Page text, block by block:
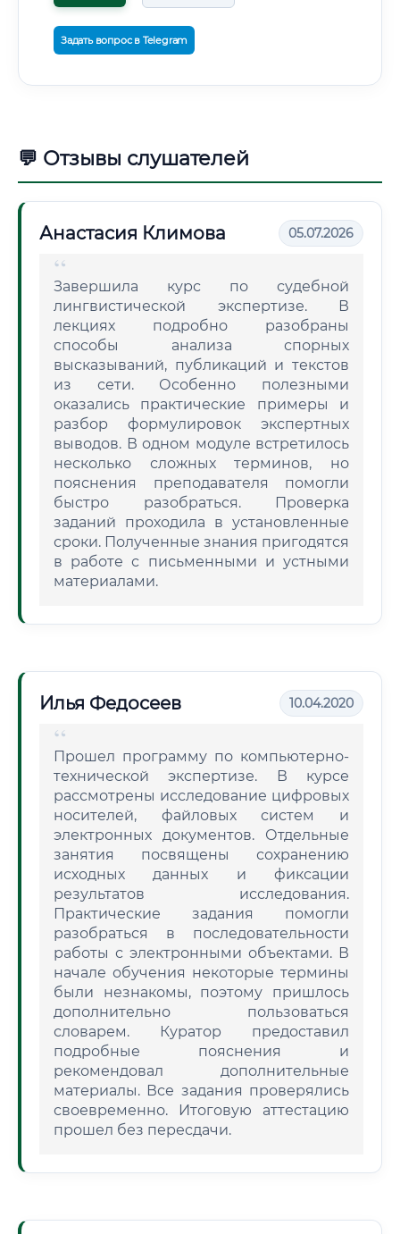
Задать вопрос в Telegram
💬 Отзывы слушателей
Анастасия Климова 05.07.2026
Завершила курс по судебной
лингвистической экспертизе. В
лекциях подробно разобраны
способы анализа спорных
высказываний, публикаций и текстов
из сети. Особенно полезными
оказались практические примеры и
разбор формулировок экспертных
выводов. В одном модуле встретилось
несколько сложных терминов, но
пояснения преподавателя помогли
быстро разобраться. Проверка
заданий проходила в установленные
сроки. Полученные знания пригодятся
в работе с письменными и устными
материалами.
Илья Федосеев 10.04.2020
Прошел программу по компьютерно-
технической экспертизе. В курсе
рассмотрены исследование цифровых
носителей, файловых систем и
электронных документов. Отдельные
занятия посвящены сохранению
исходных данных и фиксации
результатов исследования.
Практические задания помогли
разобраться в последовательности
работы с электронными объектами. В
начале обучения некоторые термины
были незнакомы, поэтому пришлось
дополнительно пользоваться
словарем. Куратор предоставил
подробные пояснения и
рекомендовал дополнительные
материалы. Все задания проверялись
своевременно. Итоговую аттестацию
прошел без пересдачи.